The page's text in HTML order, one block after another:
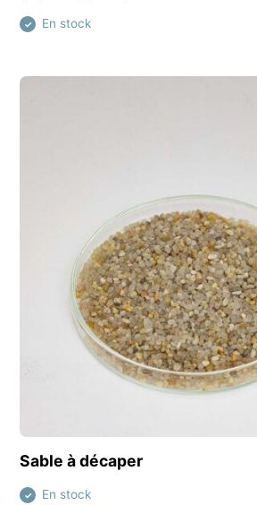
✓ En stock
Découvrir ce produit
Sable à décaper
✓ En stock